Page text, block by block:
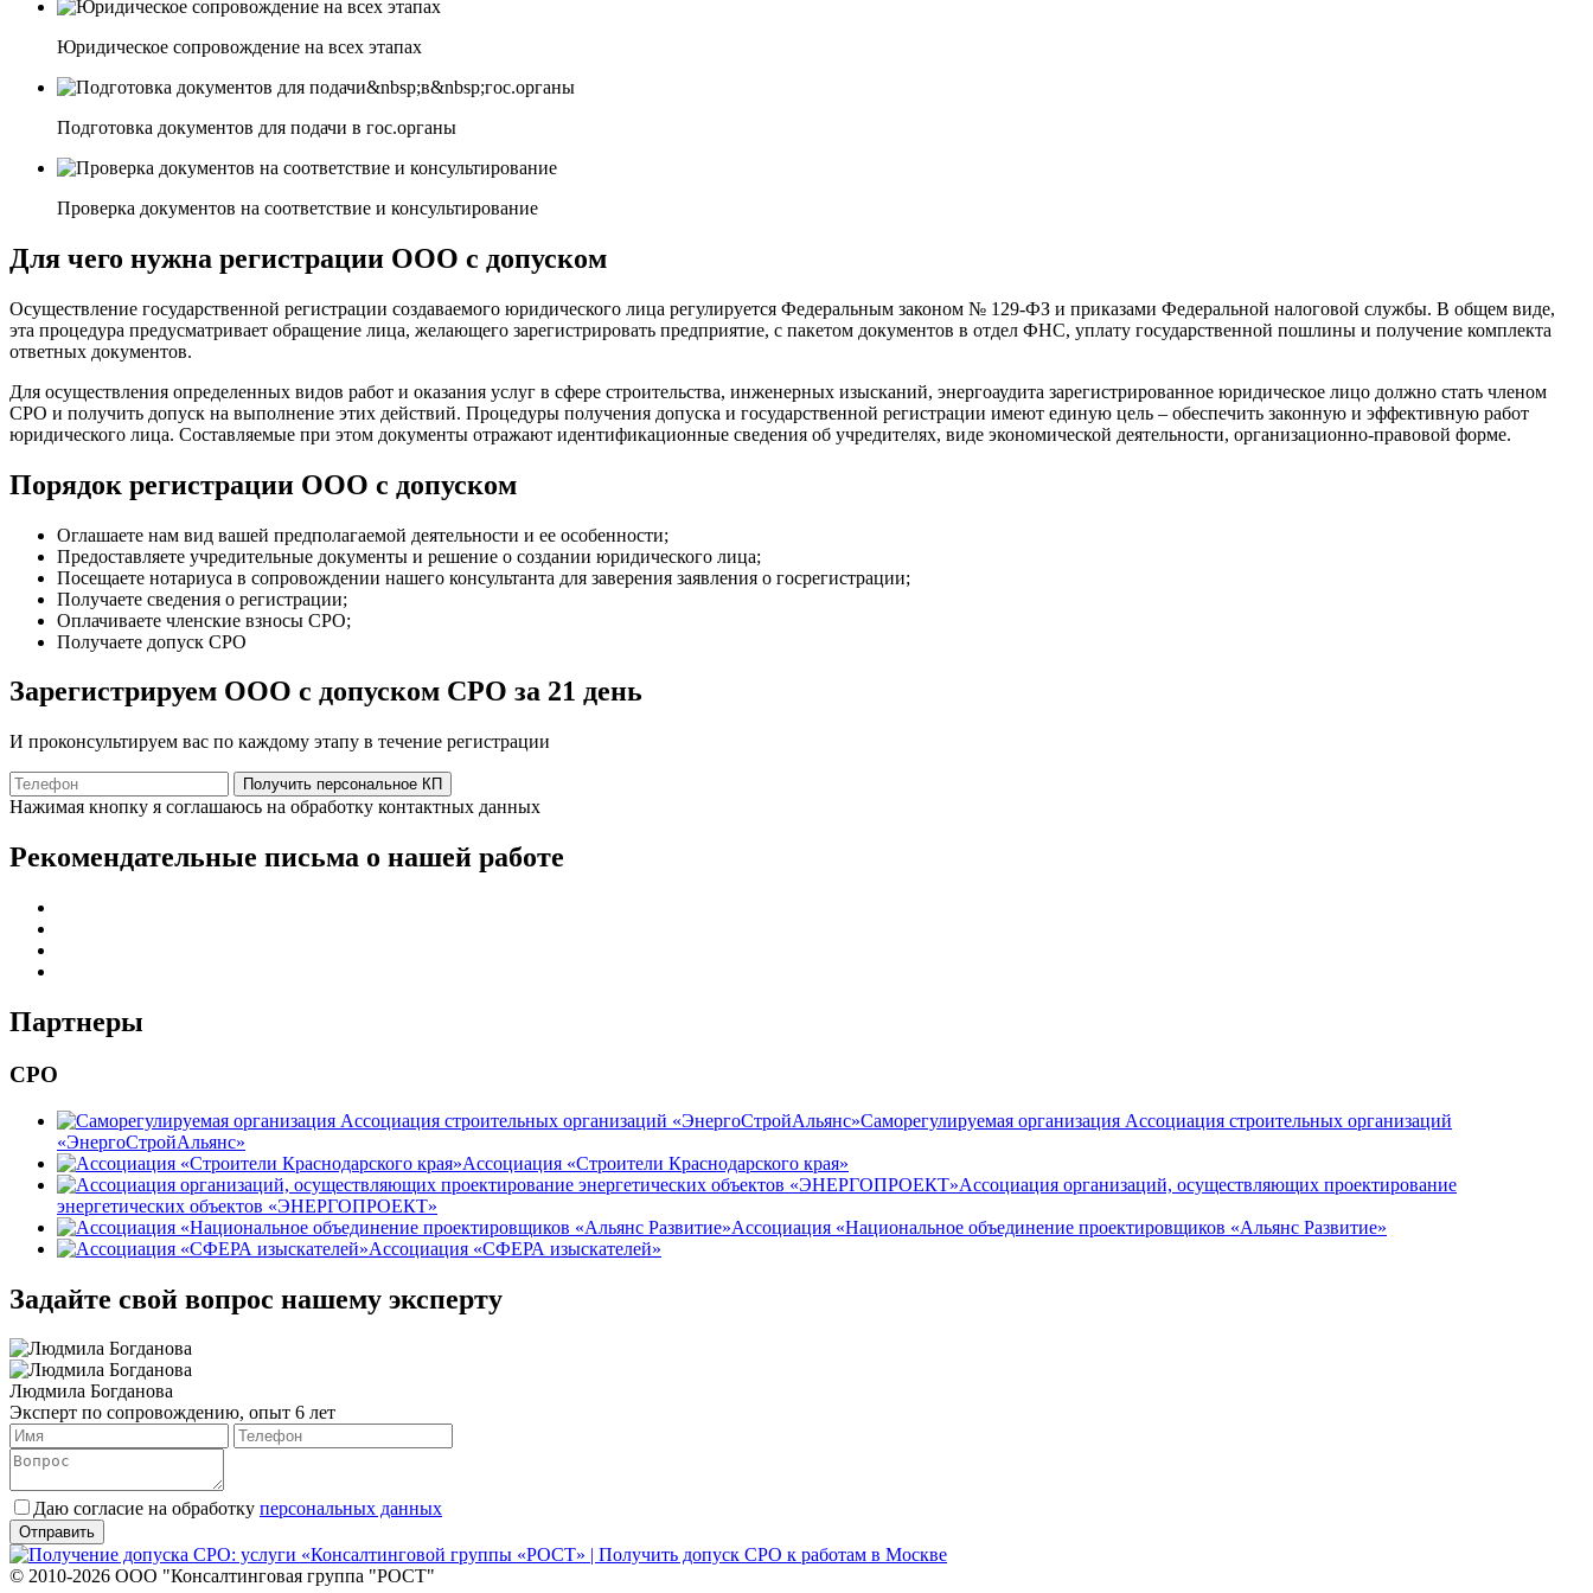
Юридическое сопровождение на всех этапах
Подготовка документов для подачи в гос.органы
Проверка документов на соответствие и консультирование
Для чего нужна регистрации ООО с допуском
Осуществление государственной регистрации создаваемого юридического лица регулируется Федеральным законом № 129-ФЗ и приказами Федеральной налоговой службы. В общем виде,
эта процедура предусматривает обращение лица, желающего зарегистрировать предприятие, с пакетом документов в отдел ФНС, уплату государственной пошлины и получение комплекта
ответных документов.
Для осуществления определенных видов работ и оказания услуг в сфере строительства, инженерных изысканий, энергоаудита зарегистрированное юридическое лицо должно стать членом
СРО и получить допуск на выполнение этих действий. Процедуры получения допуска и государственной регистрации имеют единую цель – обеспечить законную и эффективную работ
юридического лица. Составляемые при этом документы отражают идентификационные сведения об учредителях, виде экономической деятельности, организационно-правовой форме.
Порядок регистрации ООО с допуском
Оглашаете нам вид вашей предполагаемой деятельности и ее особенности;
Предоставляете учредительные документы и решение о создании юридического лица;
Посещаете нотариуса в сопровождении нашего консультанта для заверения заявления о госрегистрации;
Получаете сведения о регистрации;
Оплачиваете членские взносы СРО;
Получаете допуск СРО
Зарегистрируем ООО с допуском СРО за 21 день
И проконсультируем вас по каждому этапу в течение регистрации
Получить персональное КП
Нажимая кнопку я соглашаюсь на обработку контактных данных
Рекомендательные письма о нашей работе
Партнеры
СРО
Саморегулируемая организация Ассоциация строительных организаций
«ЭнергоСтройАльянс»
Ассоциация «Строители Краснодарского края»
Ассоциация организаций, осуществляющих проектирование
энергетических объектов «ЭНЕРГОПРОЕКТ»
Ассоциация «Национальное объединение проектировщиков «Альянс Развитие»
Ассоциация «СФЕРА изыскателей»
Задайте свой вопрос нашему эксперту
Людмила Богданова
Эксперт по сопровождению, опыт 6 лет
Даю согласие на обработку персональных данных
© 2010-2026 ООО "Консалтинговая группа "РОСТ"